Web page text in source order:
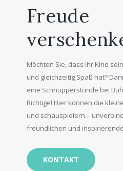
Freude
Möchten Sie, dass ihr Kind
und gleichzeitig Spaß hat?
eine Schnupperstunde bei
Richtige! Hier können die
und schauspielern –
freundlichen und
KONTAKT